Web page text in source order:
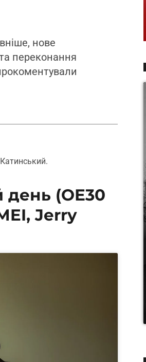
нове
переконання
день (ОЕ30
Jerry